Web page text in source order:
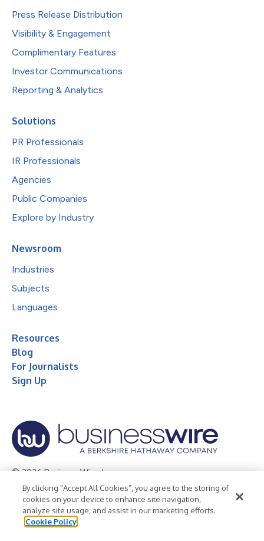
Press Release Distribution
Visibility & Engagement
Complimentary Features
Investor Communications
Reporting & Analytics
Solutions
PR Professionals
IR Professionals
Agencies
Public Companies
Explore by Industry
Newsroom
Industries
Subjects
Languages
Resources
Blog
For Journalists
Sign Up
© 2026 Business Wire, Inc.
Privacy Policy Cookie Policy
Accessibility Statement
Terms of Use
Legal
By clicking “Accept All Cookies”, you agree to the storing of
cookies on your device to enhance site navigation,
analyze site usage, and assist in our marketing efforts.
Cookie Policy